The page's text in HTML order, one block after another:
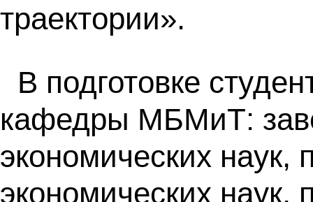
траектории».
В подготовке
кафедры МБМиТ:
экономических
экономических